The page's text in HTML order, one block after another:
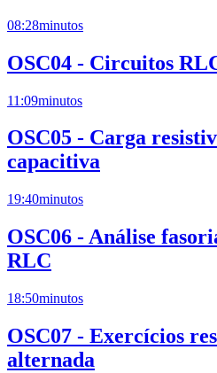
08:28minutos
OSC04 - Circuitos
11:09minutos
OSC05 - Carga
capacitiva
19:40minutos
OSC06 - Análise
RLC
18:50minutos
OSC07 - Exercícios
alternada